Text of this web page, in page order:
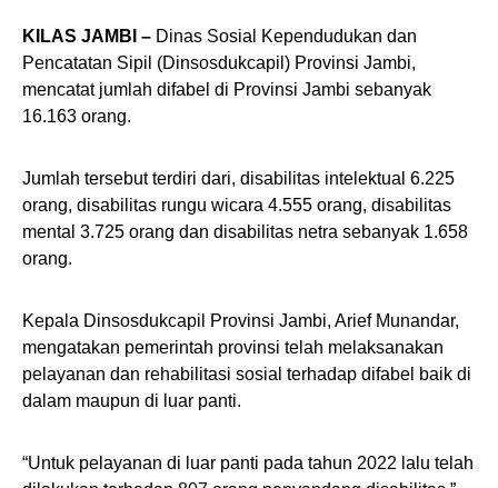
KILAS JAMBI – Dinas Sosial Kependudukan dan
Pencatatan Sipil (Dinsosdukcapil) Provinsi Jambi,
mencatat jumlah difabel di Provinsi Jambi sebanyak
16.163 orang.
Jumlah tersebut terdiri dari, disabilitas intelektual 6.225
orang, disabilitas rungu wicara 4.555 orang, disabilitas
mental 3.725 orang dan disabilitas netra sebanyak 1.658
orang.
Kepala Dinsosdukcapil Provinsi Jambi, Arief Munandar,
mengatakan pemerintah provinsi telah melaksanakan
pelayanan dan rehabilitasi sosial terhadap difabel baik di
dalam maupun di luar panti.
“Untuk pelayanan di luar panti pada tahun 2022 lalu telah